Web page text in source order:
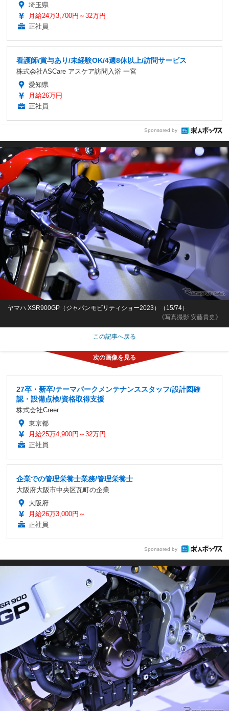
埼玉県
月給24万3,700円～32万円
正社員
看護師/賞与あり/未経験OK/4週8休以上/訪問サービス
株式会社ASCare アスケア訪問入浴 一宮
愛知県
月給26万円
正社員
Sponsored by
《写真撮影 安藤貴史》
ヤマハ XSR900GP（ジャパンモビリティショー2023）（15/74）
この記事へ戻る
27卒・新卒/テーマパークメンテナンススタッフ/設計図確
認・設備点検/資格取得支援
株式会社Creer
東京都
月給25万4,900円～32万円
正社員
企業での管理栄養士業務/管理栄養士
大阪府大阪市中央区瓦町の企業
大阪府
月給26万3,000円～
正社員
Sponsored by